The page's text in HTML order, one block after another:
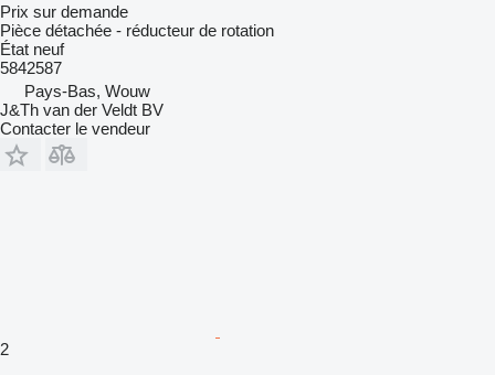
Prix sur demande
Pièce détachée - réducteur de rotation
État neuf
5842587
Pays-Bas, Wouw
J&Th van der Veldt BV
Contacter le vendeur
2